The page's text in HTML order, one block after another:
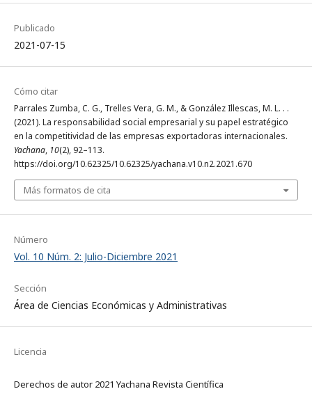
Publicado
2021-07-15
Cómo citar
Parrales Zumba, C. G., Trelles Vera, G. M., & González Illescas, M. L. . .
(2021). La responsabilidad social empresarial y su papel estratégico
en la competitividad de las empresas exportadoras internacionales.
Yachana, 10(2), 92–113.
https://doi.org/10.62325/10.62325/yachana.v10.n2.2021.670
Más formatos de cita
Número
Vol. 10 Núm. 2: Julio-Diciembre 2021
Sección
Área de Ciencias Económicas y Administrativas
Licencia
Derechos de autor 2021 Yachana Revista Científica